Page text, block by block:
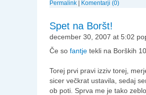
Permalink Komentarji (0)
Spet na Boršt!
december 30, 2007 at 5:02
Če so fantje tekli na Borških
Torej prvi pravi izziv torej,
sicer večkrat ustavila, sedaj
ob poti. Sprva me je tako